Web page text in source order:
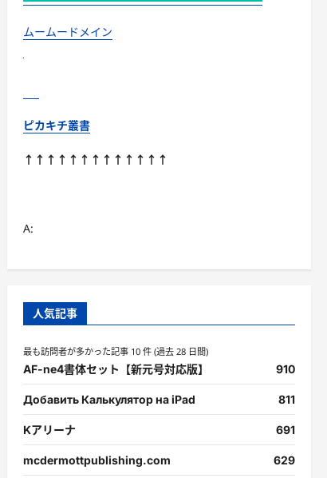
ムームードメイン
ピカキチ叢書
↑↑↑↑↑↑↑↑↑↑↑↑↑
A:
人気記事
最も訪問者が多かった記事 10 件 (過去 28 日間)
AF-ne4書体セット【新元号対応版】 910
Добавить Калькулятор на iPad 811
Kアリーナ 691
mcdermottpublishing.com 629